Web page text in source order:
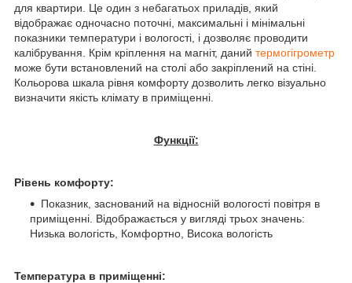
для квартири. Це один з небагатьох приладів, який
відображає одночасно поточні, максимальні і мінімальні
показники температури і вологості, і дозволяє проводити
калібрування. Крім кріплення на магніт, даний термогігрометр
може бути встановлений на столі або закріплений на стіні.
Кольорова шкала рівня комфорту дозволить легко візуально
визначити якість клімату в приміщенні.
Функції:
Рівень комфорту:
Показник, заснований на відносній вологості повітря в
приміщенні. Відображається у вигляді трьох значень:
Низька вологість, Комфортно, Висока вологість
Температура в приміщенні: